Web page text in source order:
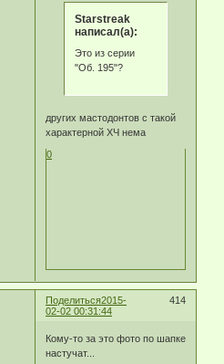
Starstreak
написал(а):
Это из серии
"Об. 195"?
других мастодонтов с такой
характерной ХЧ нема
0
Поделиться 414
2015-
02-02 00:31:44
Кому-то за это фото по шапке
настучат...